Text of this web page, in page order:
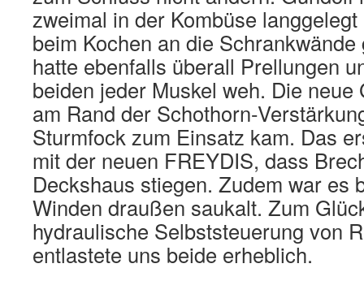
zweimal in der Kombüse
beim Kochen an die
hatte ebenfalls überall Prellungen
beiden jeder Muskel weh. Die
am Rand der Schothorn-
Sturmfock zum Einsatz kam. Das
mit der neuen FREYDIS, dass
Deckshaus stiegen. Zudem war es
Winden draußen saukalt. Zum
hydraulische Selbststeuerung von
entlastete uns beide erheblich.